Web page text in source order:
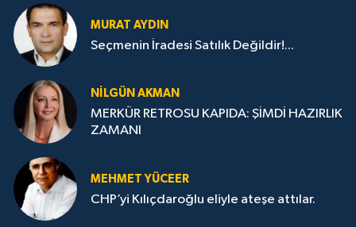
MURAT AYDIN
Seçmenin İradesi Satılık Değildir!...
NILGÜN AKMAN
MERKÜR RETROSU KAPIDA: ŞİMDİ HAZIRLIK
ZAMANI
MEHMET YÜCEER
CHP’yi Kılıçdaroğlu eliyle ateşe attılar.